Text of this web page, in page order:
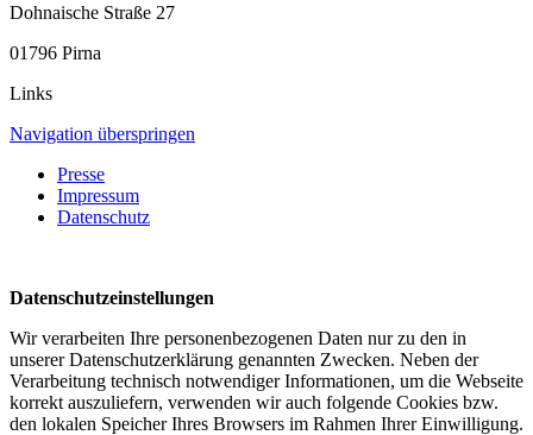
Dohnaische Straße 27
01796 Pirna
Links
Navigation überspringen
Presse
Impressum
Datenschutz
Datenschutzeinstellungen
Wir verarbeiten Ihre personenbezogenen Daten nur zu den in
unserer Datenschutzerklärung genannten Zwecken. Neben der
Verarbeitung technisch notwendiger Informationen, um die Webseite
korrekt auszuliefern, verwenden wir auch folgende Cookies bzw.
den lokalen Speicher Ihres Browsers im Rahmen Ihrer Einwilligung.